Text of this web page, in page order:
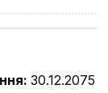
: 30.12.2075